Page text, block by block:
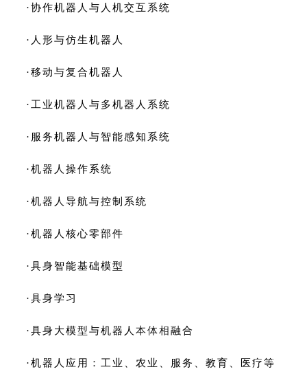
·协作机器人与人机交互系统
· 人形与仿生机器人
·移动与复合机器人
· 工业机器人与多机器人系统
·服务机器人与智能感知系统
·机器人操作系统
·机器人导航与控制系统
·机器人核心零部件
·具身智能基础模型
·具身学习
·具身大模型与机器人本体相融合
·机器人应用：工业、农业、服务、教育、医疗等